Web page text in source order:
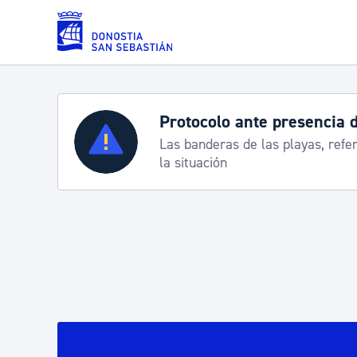
Saltar al contenido principal
Servicios
Padrón y asuntos personales
Semana Grande 2026:
8-15 agosto